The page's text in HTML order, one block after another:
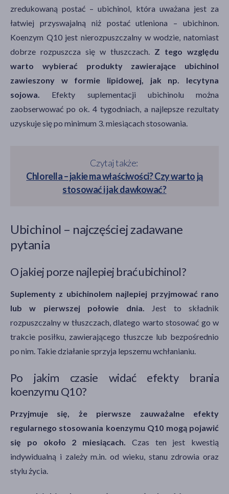
zredukowaną postać – ubichinol, która uważana jest za
łatwiej przyswajalną niż postać utleniona – ubichinon.
Koenzym Q10 jest nierozpuszczalny w wodzie, natomiast
dobrze rozpuszcza się w tłuszczach. Z tego względu
warto wybierać produkty zawierające ubichinol
zawieszony w formie lipidowej, jak np. lecytyna
sojowa.
Efekty suplementacji ubichinolu można
zaobserwować po ok. 4 tygodniach, a najlepsze rezultaty
uzyskuje się po minimum 3. miesiącach stosowania.
Czytaj także:
Chlorella – jakie ma właściwości? Czy warto ją
stosować i jak dawkować?
Ubichinol – najczęściej zadawane
pytania
O jakiej porze najlepiej brać ubichinol?
Suplementy z ubichinolem najlepiej przyjmować rano
lub w pierwszej połowie dnia.
Jest to składnik
rozpuszczalny w tłuszczach, dlatego warto stosować go w
trakcie posiłku, zawierającego tłuszcze lub bezpośrednio
po nim. Takie działanie sprzyja lepszemu wchłanianiu.
Po jakim czasie widać efekty brania
koenzymu Q10?
Przyjmuje się, że pierwsze zauważalne efekty
regularnego stosowania koenzymu Q10 mogą pojawić
się po około 2 miesiącach.
Czas ten jest kwestią
indywidualną i zależy m.in. od wieku, stanu zdrowia oraz
stylu życia.